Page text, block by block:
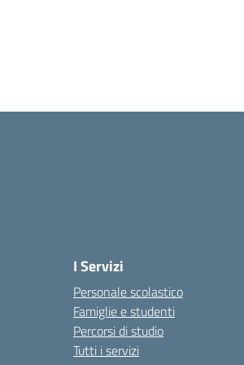
I Servizi
Personale scolastico
Famiglie e studenti
Percorsi di studio
Tutti i servizi